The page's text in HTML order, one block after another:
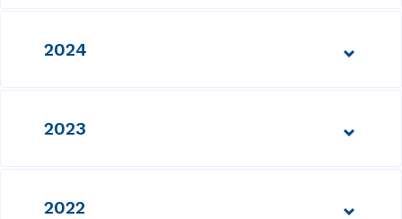
2024
2023
2022